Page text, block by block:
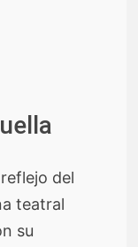
del
teatral
su